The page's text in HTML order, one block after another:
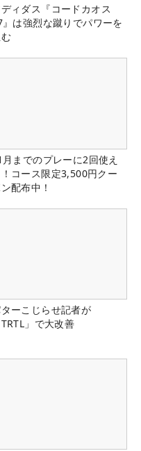
ィダス『コードカオス
は強烈な蹴りでパワーを
月までのプレーに2回使え
コース限定3,500円クー
配布中！
ーこじらせ記者が
TRTL」で大改善